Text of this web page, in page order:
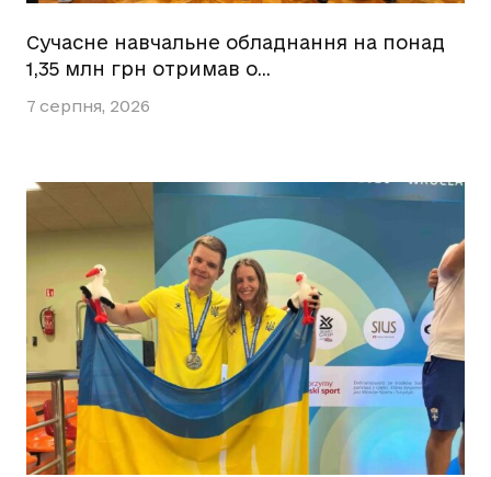
Сучасне навчальне обладнання на понад
1,35 млн грн отримав о…
7 серпня, 2026